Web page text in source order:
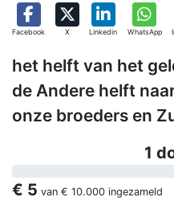
Facebook X Linkedin WhatsApp
het helft van het
de Andere helft
onze broeders en
1
€ 5 van € 10.000 ingezameld